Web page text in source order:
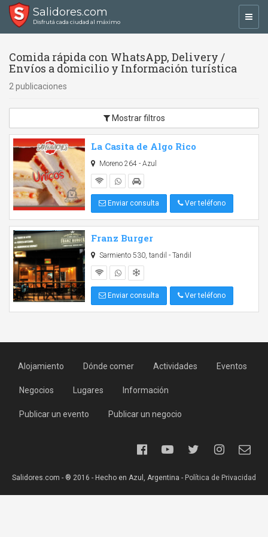
Salidores.com
Disfrutá cada ciudad al máximo
Comida rápida con WhatsApp, Delivery /
Envíos a domicilio y Información turística
2 publicaciones
Mostrar filtros
La Casita de Algo Rico
Moreno 264 - Azul
Enviar consulta Ver teléfono
Franz Burger
Sarmiento 530, tandil - Tandil
Enviar consulta Ver teléfono
Alojamiento Dónde comer Actividades Eventos
Negocios Lugares Información
Publicar un evento Publicar un negocio
Salidores.com - ® 2016 - Hecho en Azul, Argentina - Política de Privacidad